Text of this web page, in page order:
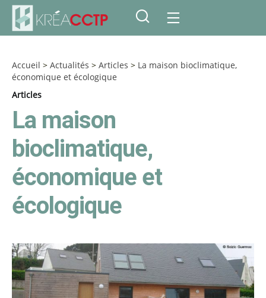
Accueil > Actualités > Articles > La maison bioclimatique,
économique et écologique
Articles
La maison
bioclimatique,
économique et
écologique